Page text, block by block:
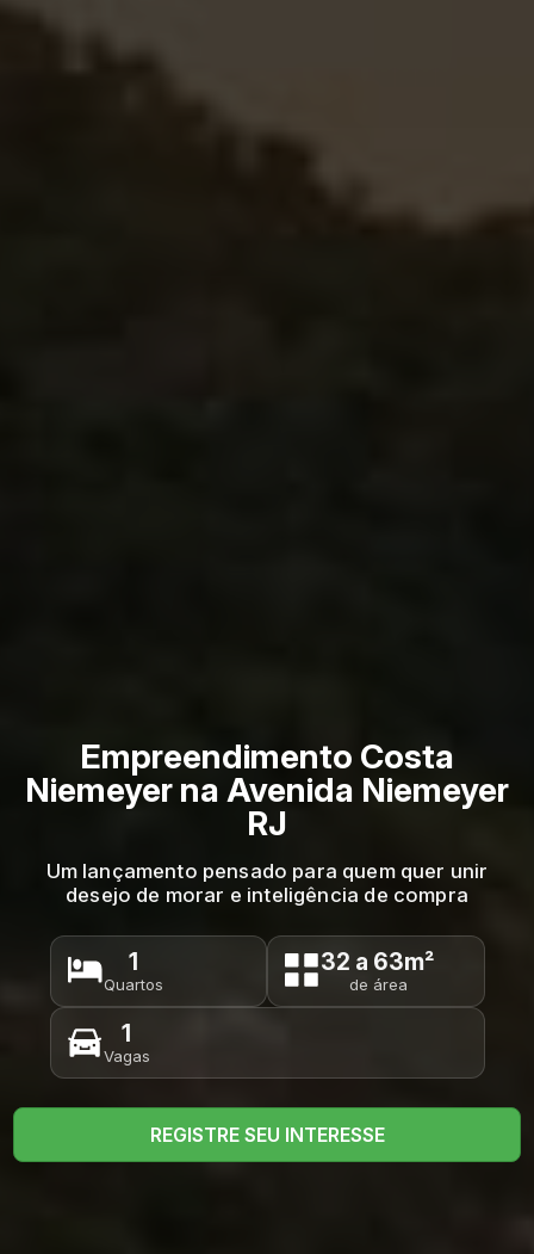
Empreendimento Costa
Niemeyer na Avenida Niemeyer
RJ
Um lançamento pensado para quem quer unir
desejo de morar e inteligência de compra
1
Quartos
32 a 63m²
de área
1
Vagas
REGISTRE SEU INTERESSE